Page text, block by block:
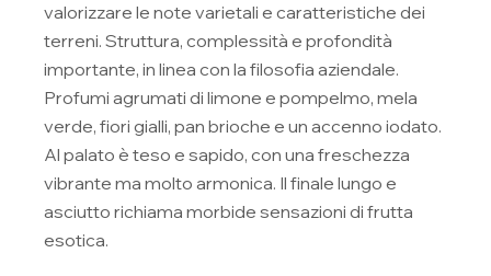
valorizzare le note varietali e caratteristiche dei
terreni. Struttura, complessità e profondità
importante, in linea con la filosofia aziendale.
Profumi agrumati di limone e pompelmo, mela
verde, fiori gialli, pan brioche e un accenno iodato.
Al palato è teso e sapido, con una freschezza
vibrante ma molto armonica. Il finale lungo e
asciutto richiama morbide sensazioni di frutta
esotica.